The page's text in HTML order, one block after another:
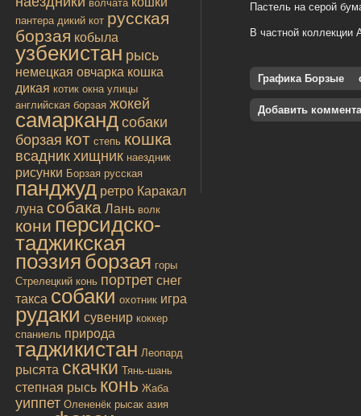
волчата
пантера дикий кот русская
борзая кобыла
узбекистан рысь
немецкая овчарка кошка
дикая котик окна улицы
английская борзая жокей
самарканд собаки
борзая кот степь кошка
всадник хищник наездник
рисунки Борзая русская
панджуд ретро Каракал
луна собака Лань волк
кони персидско-
таджикская
поэзия борзая горы
Стрелецкий конь портрет снег
такса собаки охотник игра
рудаки сувенир коккер
спаниель природа
таджикистан Леопард
рысята скачки Тянь-шань
степная рысь конь Жаба
уиппет Олененёк рысак азия
Пастель на серой
В частной
Графика Борзые
Добавить